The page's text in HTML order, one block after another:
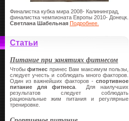
Финалистка кубка мира 2008- Калининград,
финалистка чемпионата Европы 2010- Донецк.
Светлана Шабельная Подробнее.
Статьи
Питание при занятиях фитнесом
Чтобыфитнес принес Вам максимум пользы,
следует учесть и соблюдать много факторов.
Один из важнейших факторов - спортивное
питание
для фитнеса. Для наилучших
результатов следует соблюдать
рациональные жим питания и регулярные
тренировке.